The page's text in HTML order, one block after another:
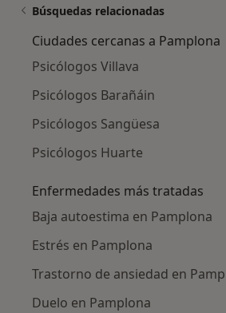
Búsquedas relacionadas
Ciudades cercanas a Pamplona
Psicólogos Villava
Psicólogos Barañáin
Psicólogos Sangüesa
Psicólogos Huarte
Enfermedades más tratadas
Baja autoestima en Pamplona
Estrés en Pamplona
Trastorno de ansiedad en
Duelo en Pamplona